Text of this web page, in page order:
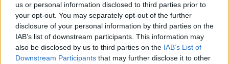
us or personal information disclosed to third parties prior to
your opt-out. You may separately opt-out of the further
disclosure of your personal information by third parties on the
IAB’s list of downstream participants. This information may
also be disclosed by us to third parties on the IAB’s List of
Downstream Participants that may further disclose it to other